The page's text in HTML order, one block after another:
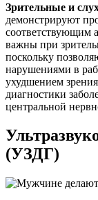
Зрительные и
демонстрируют
соответствующим
важны при
поскольку
нарушениями в
ухудшением
диагностики
центральной
(УЗДГ)